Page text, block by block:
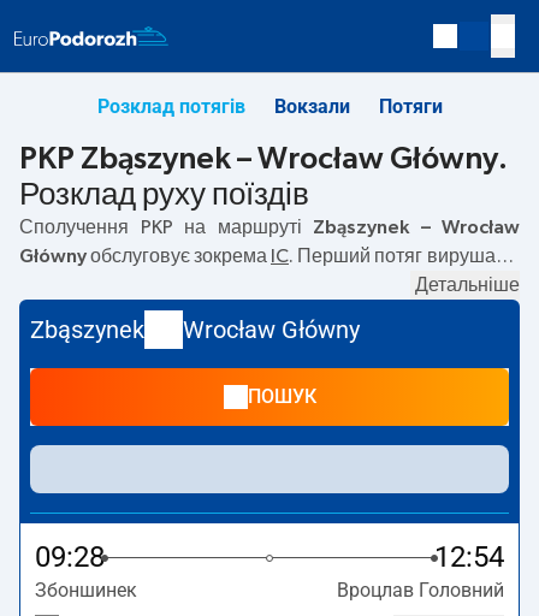
Розклад потягів Вокзали Потяги
PKP Zbąszynek – Wrocław Główny.
Розклад руху поїздів
Сполучення PKP на маршруті Zbąszynek – Wrocław
Głównyобслуговує зокрема IC
. Перший потяг вирушає о
з вокзалу PKP Zbąszynek за адресою
Kosieczyńska, 66-210 Zbąszynek
Zbąszynek–Wrocław Głównyкурсують також інші потяги:
— пропонують нижчу ціну квитка і зазвичай довший
час подорожі. Потяг завершує маршрут на станції
Wrocław Główny за адресою
marsz. Jozefa Piłsudskiego
105, 50-001 Wrocław
Детальніше
Zbąszynek Wrocław Główny
ПОШУК
09:28 12:54
Збоншинек Вроцлав Головний